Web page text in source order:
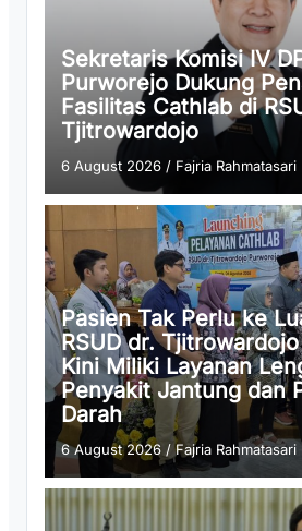
Sekretaris Komisi IV
Purworejo Dukung
Fasilitas Cathlab di
Tjitrowardojo
6 August 2026 / Fajria Rahmatasari
Pasien Tak Perlu ke
RSUD dr.
Kini Miliki Layanan
Penyakit Jantung dan
Darah
6 August 2026 /Fajria Rahmatasari